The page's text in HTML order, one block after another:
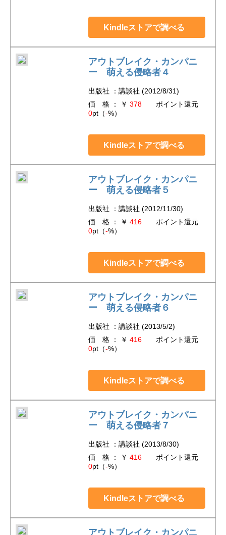
Kindleストアで調べる
アウトブレイク・カンパニ
ー 萌える侵略者４
出版社 ：講談社 (2012/8/31)
価 格 ： ￥ 378ポイント還元
0pt（-%）
Kindleストアで調べる
アウトブレイク・カンパニ
ー 萌える侵略者５
出版社 ：講談社 (2012/11/30)
価 格 ： ￥ 416ポイント還元
0pt（-%）
Kindleストアで調べる
アウトブレイク・カンパニ
ー 萌える侵略者６
出版社 ：講談社 (2013/5/2)
価 格 ： ￥ 416ポイント還元
0pt（-%）
Kindleストアで調べる
アウトブレイク・カンパニ
ー 萌える侵略者７
出版社 ：講談社 (2013/8/30)
価 格 ： ￥ 416ポイント還元
0pt（-%）
Kindleストアで調べる
アウトブレイク・カンパニ